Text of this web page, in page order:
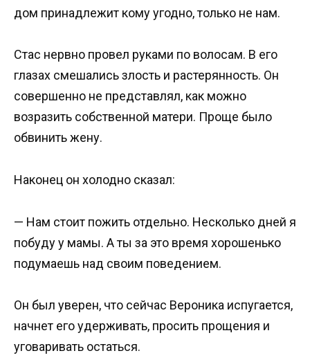
дом принадлежит кому угодно, только не нам.
Стас нервно провел руками по волосам. В его
глазах смешались злость и растерянность. Он
совершенно не представлял, как можно
возразить собственной матери. Проще было
обвинить жену.
Наконец он холодно сказал:
— Нам стоит пожить отдельно. Несколько дней я
побуду у мамы. А ты за это время хорошенько
подумаешь над своим поведением.
Он был уверен, что сейчас Вероника испугается,
начнет его удерживать, просить прощения и
уговаривать остаться.